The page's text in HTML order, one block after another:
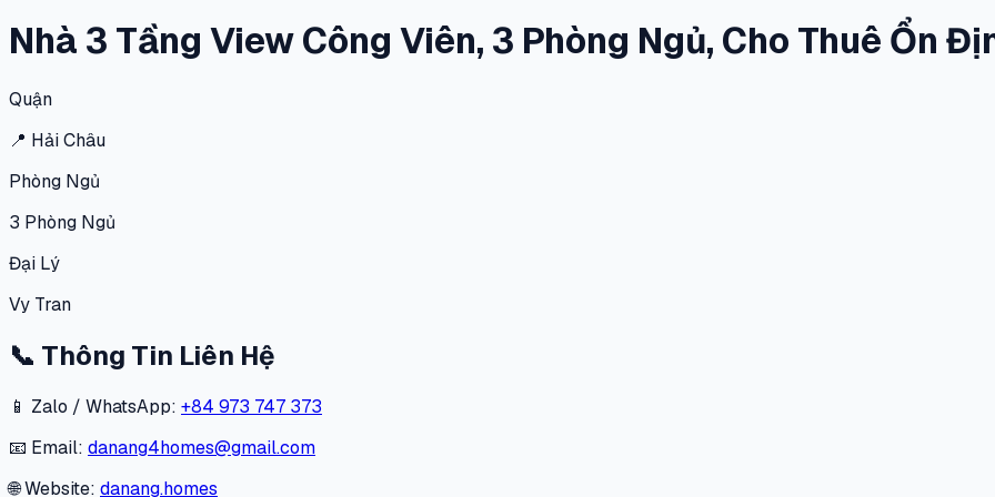
Nhà 3 Tầng View Công Viên, 3 Phòng Ngủ, Cho Thuê Ổn
Quận
📍 Hải Châu
Phòng Ngủ
3 Phòng Ngủ
Đại Lý
Vy Tran
📞 Thông Tin Liên Hệ
📱 Zalo / WhatsApp: +84 973 747 373
📧 Email: danang4homes@gmail.com
🌐 Website: danang.homes